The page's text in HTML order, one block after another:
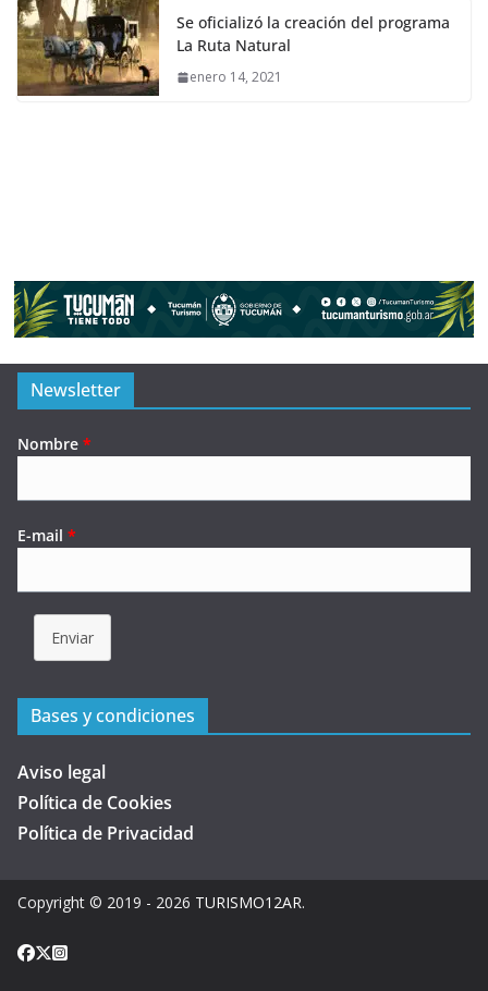
Se oficializó la creación del programa
La Ruta Natural
enero 14, 2021
Newsletter
Nombre *
E-mail *
Enviar
Bases y condiciones
Aviso legal
Política de Cookies
Política de Privacidad
Copyright © 2019 - 2026 TURISMO12AR.